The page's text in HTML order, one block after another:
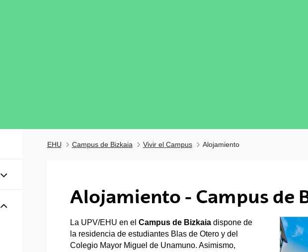
Mostrar/ocultar subpáginas
Mostrar/ocultar subpáginas
EHU Campus de Bizkaia Vivir el Campus Alojamiento
Alojamiento - Campus de
La UPV/EHU en el Campus de Bizkaiadispone de
la residencia de estudiantes Blas de Otero y del
Colegio Mayor Miguel de Unamuno. Asimismo,